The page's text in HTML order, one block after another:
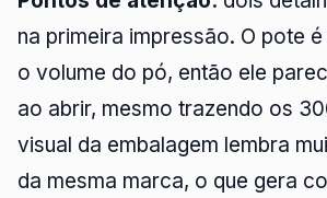
na primeira impressão. O pote
o volume do pó, então ele
ao abrir, mesmo trazendo os
visual da embalagem lembra
da mesma marca, o que gera